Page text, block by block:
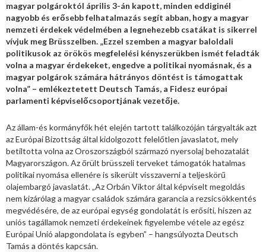
magyar polgároktól április 3-án kapott, minden eddiginél
nagyobb és erősebb felhatalmazás segít abban, hogy a magyar
nemzeti érdekek védelmében a legnehezebb csatákat is sikerrel
vívjuk meg Brüsszelben. „Ezzel szemben a magyar baloldali
politikusok az örökös megfelelési kényszerükben ismét feladták
volna a magyar érdekeket, engedve a politikai nyomásnak, és a
magyar polgárok számára hátrányos döntést is támogattak
volna” – emlékeztetett Deutsch Tamás, a Fidesz európai
parlamenti képviselőcsoportjának vezetője.
Az állam-és kormányfők hét elején tartott találkozóján tárgyalták azt
az Európai Bizottság által kidolgozott felelőtlen javaslatot, mely
betiltotta volna az Oroszországból származó nyersolaj behozatalát
Magyarországon. Az őrült brüsszeli terveket támogatók hatalmas
politikai nyomása ellenére is sikerült visszaverni a teljeskörű
olajembargó javaslatát. „Az Orbán Viktor által képviselt megoldás
nem kizárólag a magyar családok számára garancia a rezsicsökkentés
megvédésére, de az európai egység gondolatát is erősíti, hiszen az
uniós tagállamok nemzeti érdekeinek figyelembe vétele az egész
Európai Unió alapgondolata is egyben” – hangsúlyozta Deutsch
Tamás a döntés kapcsán.